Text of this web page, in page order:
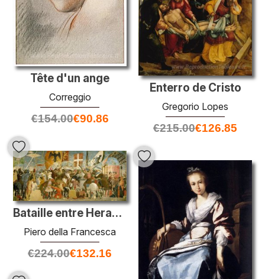
Tête d'un ange
Correggio
€154.00€90.86
Enterro de Cristo
Gregorio Lopes
€215.00€126.85
Bataille entre Heraclius et Chosroes
Piero della Francesca
€224.00€132.16